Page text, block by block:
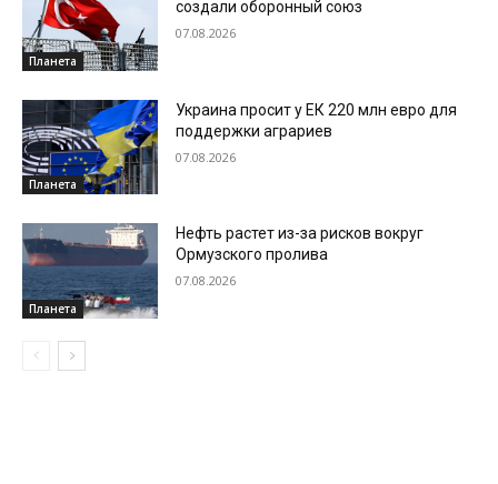
Планета
создали оборонный союз
07.08.2026
Планета
Украина просит у ЕК 220 млн евро для
поддержки аграриев
07.08.2026
Планета
Нефть растет из-за рисков вокруг
Ормузского пролива
07.08.2026